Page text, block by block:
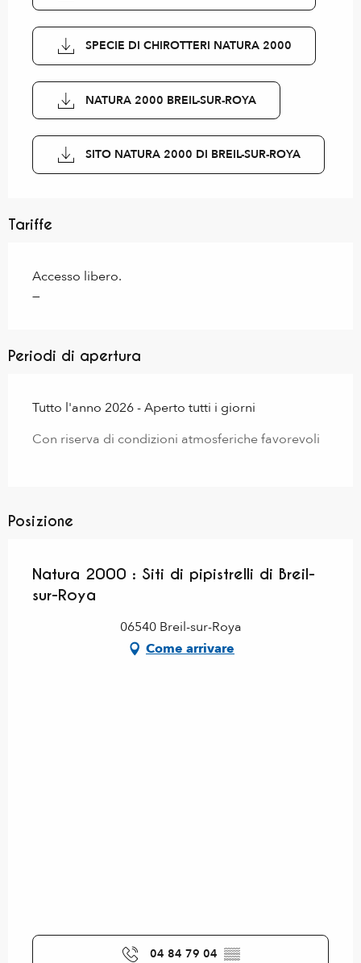
SPECIE DI CHIROTTERI NATURA 2000
NATURA 2000 BREIL-SUR-ROYA
SITO NATURA 2000 DI BREIL-SUR-ROYA
Tariffe
Accesso libero.
—
Periodi di apertura
Tutto l'anno 2026 - Aperto tutti i giorni
Con riserva di condizioni atmosferiche favorevoli
Posizione
Natura 2000 : Siti di pipistrelli di Breil-
sur-Roya
06540 Breil-sur-Roya
Come arrivare
04 84 79 04 ▒▒